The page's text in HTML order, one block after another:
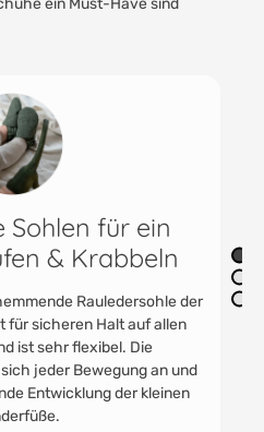
einsetzbar
und Mädchenschuhe finden
Kita als Kitaschuhe oder
Lederpuschen werden
zu Oma und Opa und
Kinder - und Babyzimmer.